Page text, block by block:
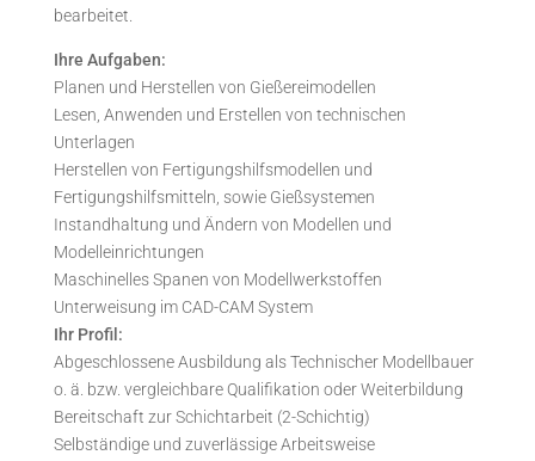
bearbeitet.
Ihre Aufgaben:
Planen und Herstellen von Gießereimodellen
Lesen, Anwenden und Erstellen von technischen
Unterlagen
Herstellen von Fertigungshilfsmodellen und
Fertigungshilfsmitteln, sowie Gießsystemen
Instandhaltung und Ändern von Modellen und
Modelleinrichtungen
Maschinelles Spanen von Modellwerkstoffen
Unterweisung im CAD-CAM System
Ihr Profil:
Abgeschlossene Ausbildung als Technischer Modellbauer
o. ä. bzw. vergleichbare Qualifikation oder Weiterbildung
Bereitschaft zur Schichtarbeit (2-Schichtig)
Selbständige und zuverlässige Arbeitsweise